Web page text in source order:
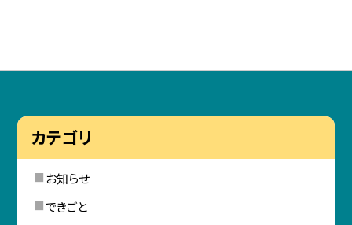
カテゴリ
お知らせ
できごと